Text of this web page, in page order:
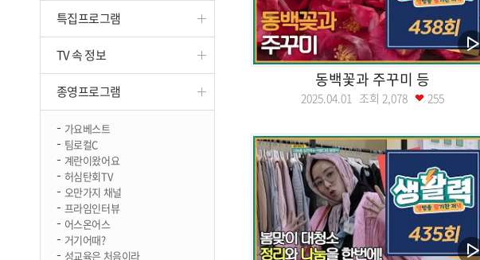
특집프로그램
TV 속 정보
종영프로그램
가요베스트
팀로컬C
계란이왔어요
허심탄회TV
오만가지 채널
프라임인터뷰
어스온어스
거기어때?
성교육은 처음이라
동백꽃과 주꾸미 등
2025.04.01 조회 2,078 255